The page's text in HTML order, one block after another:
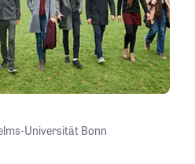
Universität Bonn